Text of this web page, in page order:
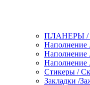
ПЛАНЕРЫ /
Наполнение
Наполнение
Наполнение
Стикеры /
Закладки /